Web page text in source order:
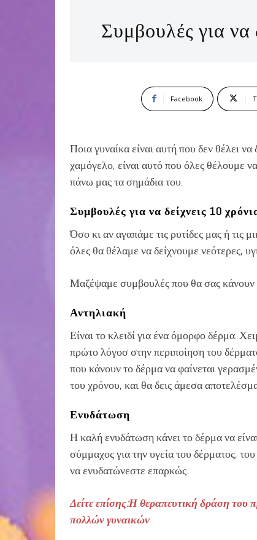
Συμβουλές για να
Facebook
Ποια γυναίκα είναι αυτή που δεν θέλει
χαμόγελο, είναι αυτό που όλες θέλουμε
πάνω μας τα σημάδια του.
Συμβουλές για να δείχνεις 10
Όσο κι αν αγαπάμε τις ρυτίδες μας ή τις
όλες θα θέλαμε να δείχνουμε νεότερες,
Μαζέψαμε συμβουλές που θα σας κάνουν
Αντηλιακή
Είναι το κλειδί για ένα όμορφο δέρμα.
πρώτο λόγοσ στην περιποίηση του
που κάνουν το δέρμα να φαίνεται
του χρόνου, και θα δεις άμεσα
Ενυδάτωση
Η καλή ενυδάτωση κάνει το δέρμα να
σύμμαχος για την υγεία του δέρματος,
να ενυδατώνεστε επαρκώς.
Δείτε επίσης:Η θεραπευτική δράση του
πολλών γυναικών